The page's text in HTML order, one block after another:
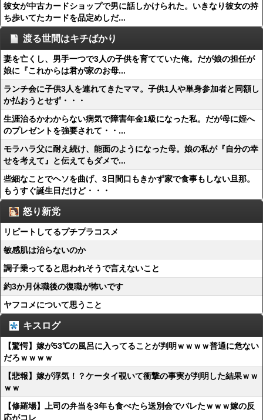
彼女が中古カードショップで男に話しかけられた。いきなり彼女の持
ち歩いてたカードを品定めしだ...
渡る世間はキチばかり
妻を亡くし、男手一つで3人の子供を育てていた俺。だが娘の担任が
娘に『これからは君が家のお母...
ランチ会に子供3人を連れてきたママ。子供1人や単身参加者と同額し
か払おうとせず・・・
生涯治るかわからない病気で障害年金1級になった私。だが母に姪へ
のプレゼントを強要されて・・...
モラハラ父に耐え続け、能面のようになった母。娘の私が『自分の幸
せを考えて』と伝えてもダメで...
些細なことでヘソを曲げ、3日間口もきかず家で食事もしない旦那。
もうすぐ誕生日だけど・・・
怒り新党
リピートしてるプチプラコスメ
敏感肌は治らないのか
調子乗ってると思われそうで言えないこと
約3か月休職後の復職が怖いです
ヤフコメについて思うこと
キスログ
【驚愕】嫁が53℃の風呂に入ってることが判明ｗｗｗｗ普通に危ない
だろｗｗｗｗ
【悲報】嫁が浮気！？ケータイ覗いて衝撃の事実が判明した結果ｗｗ
ｗｗ
【修羅場】上司の弁当を3年も食べたら送別会でバレたｗｗｗ嫁の反
応がコレ